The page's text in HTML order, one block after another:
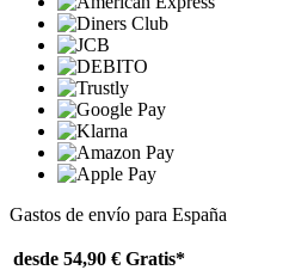
Gastos de envío para España
desde 54,90 € Gratis*